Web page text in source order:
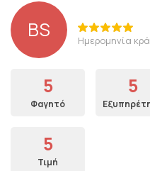
BS Ημερομηνία
5
Φαγητό
5
5
Τιμή